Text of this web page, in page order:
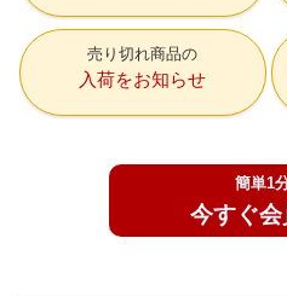
売り切れ商品の
入荷をお知らせ
簡単1
今すぐ